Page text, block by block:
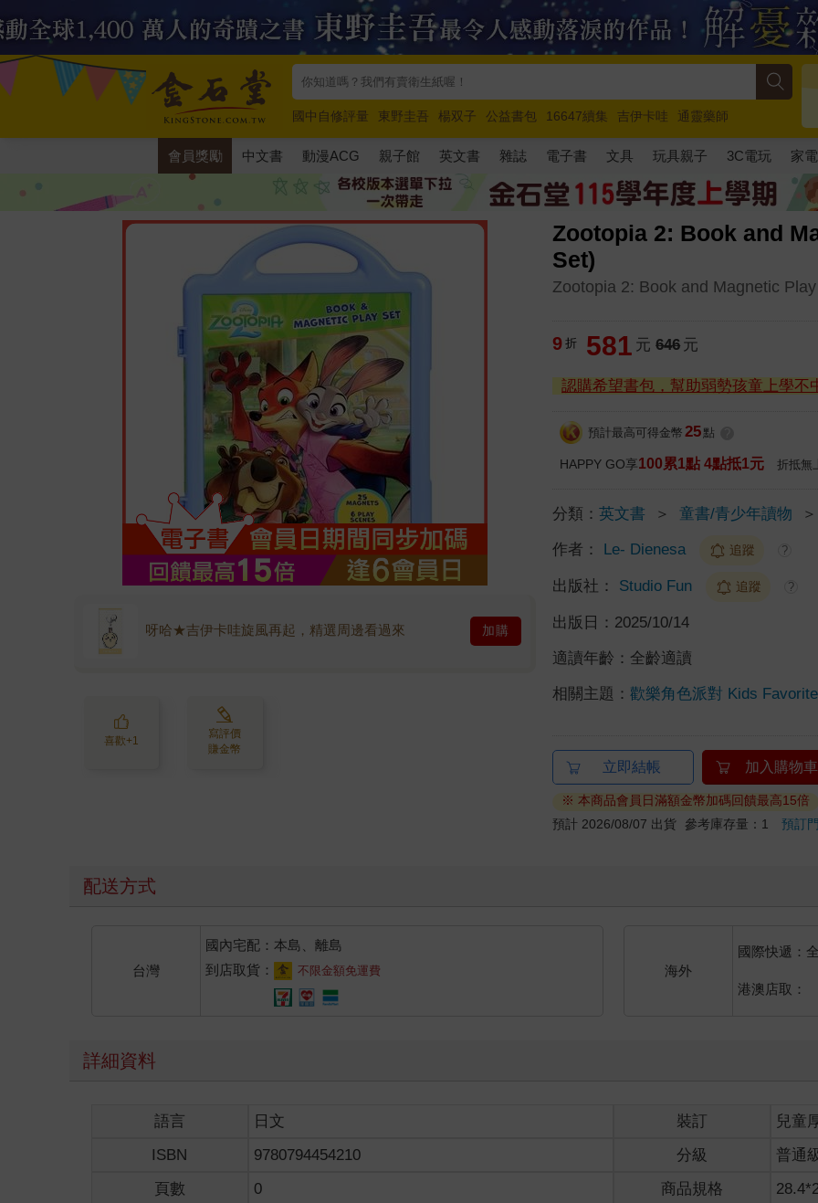
國中自修評量 東野圭吾 楊双子 公益書包 16647續集 吉伊卡哇
通靈藥師
唯紅花綻放
奧德賽 路邊攤新作 馬斯克 玩具總動員5 超慢跑
會員獎勵 中文書 動漫ACG 親子館 英文書 雜誌 電子書 文具 玩具親子 3C電玩 家電
Zootopia 2: Book and
Set)
Zootopia 2: Book and Magnetic
呀哈★吉伊卡哇旋風再起，精選周邊看過來 加購
喜歡+1
寫評價
賺金幣
9 折 581 元 646 元
認購希望書包，幫助弱勢孩童上學不
預計最高可得金幣 25 點
HAPPY GO享100累1點 4點抵1元 折抵無
分類：英文書 ＞ 童書/青少年讀物 ＞
作者： Le- Dienesa 追蹤 ?
出版社： Studio Fun 追蹤 ?
出版日： 2025/10/14
適讀年齡： 全齡適讀
相關主題：歡樂角色派對 Kids
立即結帳 加入購物車
※ 本商品會員日滿額金幣加碼回饋最高15倍
預計 2026/08/07 出貨 參考庫存量：1預訂
配送方式
台灣
國內宅配：本島、離島
到店取貨：
不限金額免運費 海外
國際快遞：
港澳店取：
詳細資料
語言 日文 裝訂
兒童
ISBN
9780794454210 分級
普通
頁數
0 商品規格